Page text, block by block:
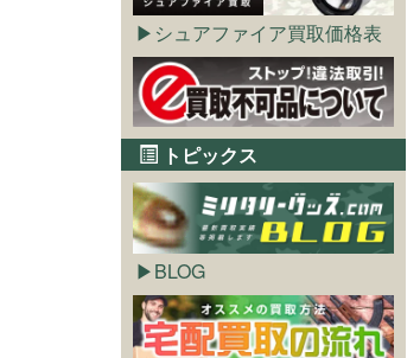
シュアファイア買取価格表
トピックス
BLOG